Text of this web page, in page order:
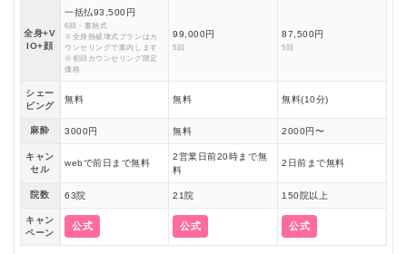
全身+V
IO+顔
一括払93,500円
6回・蓄熱式
※全身熱破壊式プランはカ
ウンセリングで案内します
※初回カウンセリング限定
価格
99,000円
5回
87,500円
5回
シェー
ビング
無料 無料 無料(10分)
麻酔 3000円 無料 2000円〜
キャン
セル
webで前日まで無料
2営業日前20時まで無
料
2日前まで無料
院数 63院 21院 150院以上
キャン
ペーン
公式 公式 公式